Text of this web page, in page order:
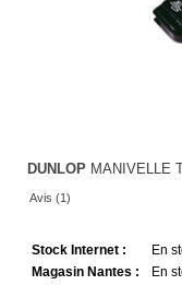
DUNLOP MANIVELLE
Avis (1)
Stock Internet :
En
Magasin Nantes :
En